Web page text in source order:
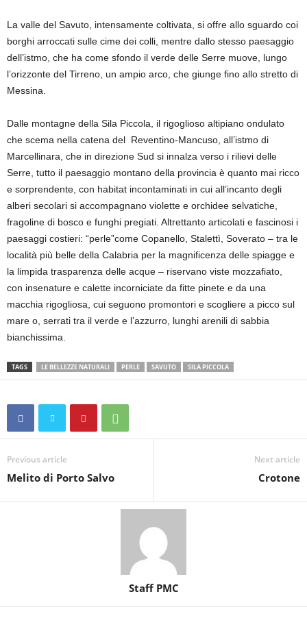
La valle del Savuto, intensamente coltivata, si offre allo sguardo coi
borghi arroccati sulle cime dei colli, mentre dallo stesso paesaggio
dell’istmo, che ha come sfondo il verde delle Serre muove, lungo
l’orizzonte del Tirreno, un ampio arco, che giunge fino allo stretto di
Messina.
Dalle montagne della Sila Piccola, il rigoglioso altipiano ondulato
che scema nella catena del Reventino-Mancuso, all’istmo di
Marcellinara, che in direzione Sud si innalza verso i rilievi delle
Serre, tutto il paesaggio montano della provincia è quanto mai ricco
e sorprendente, con habitat incontaminati in cui all’incanto degli
alberi secolari si accompagnano violette e orchidee selvatiche,
fragoline di bosco e funghi pregiati. Altrettanto articolati e fascinosi i
paesaggi costieri: “perle”come Copanello, Stalettì, Soverato – tra le
località più belle della Calabria per la magnificenza delle spiagge e
la limpida trasparenza delle acque – riservano viste mozzafiato,
con insenature e calette incorniciate da fitte pinete e da una
macchia rigogliosa, cui seguono promontori e scogliere a picco sul
mare o, serrati tra il verde e l’azzurro, lunghi arenili di sabbia
bianchissima.
TAGS LE BELLEZZE NATURALI PERLE SAVUTO SILA PICCOLA
Previous article
Melito di Porto Salvo
Next article
Crotone
Staff PMC